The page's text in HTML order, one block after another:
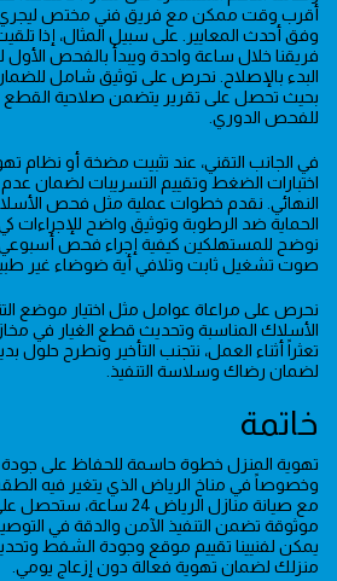
أقرب وقت ممكن مع فريق فني مختص
وفق أحدث المعايير. على سبيل المثال، إذا
فريقنا خلال ساعة واحدة ويبدأ بالفحص
البدء بالإصلاح. نحرص على توثيق شامل
بحيث تحصل على تقرير يتضمن صلاحية القطع
للفحص الدوري.
في الجانب التقني، عند تثبيت مضخة أو نظام
اختبارات الضغط وتقييم التسريبات لضمان
النهائي. نقدم خطوات عملية مثل فحص
الحماية ضد الرطوبة وتوثيق واضح للإجراءات
نوضح للمستهلكين كيفية إجراء فحص
صوت تشغيل ثابت وتلافي أية ضوضاء غير
نحرص على مراعاة عوامل مثل اختيار موضع
الأسلاك المناسبة وتحديث قطع الغيار في
تعثراً أثناء العمل، نتجنب التأخير ونطرح
لضمان رضاك وسلاسة التنفيذ.
خاتمة
تهوية المنزل خطوة حاسمة للحفاظ على جودة
وخصوصاً في مناخ الرياض الذي يتغير فيه
مع صيانة منازل الرياض
موثوقة تضمن التنفيذ الآمن والدقة في
يمكن لفنيينا تقييم موقع وجودة الشفط
منزلك لضمان تهوية فعالة دون إزعاج يومي.